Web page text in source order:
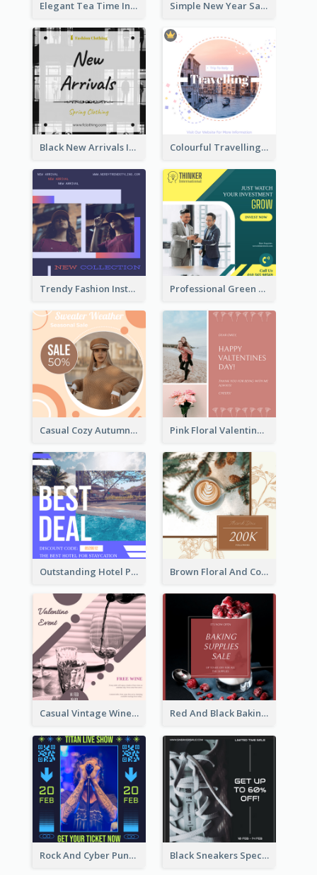
Elegant Tea Time Instagram Post Simple New Year Sale Instagram Post of Clothes
Black New Arrivals Instagram Post Of Clothing Colourful Travelling Instagram Post
Trendy Fashion Instagram Post Design Template Professional Green Stock Instagram Post Design
Casual Cozy Autumn Trend Instagram Design Ideas Pink Floral Valentines Day Photo Instagram Post
Outstanding Hotel Paradise Promotion Instagram Design Brown Floral And Coffee Followers Instagram Post
Casual Vintage Wine Tasting Instagram Design Idea Red And Black Baking Supplies Sale Instagram Post
Rock And Cyber Punk Instagram Post Design Idea Black Sneakers Special Sale Instagram Post